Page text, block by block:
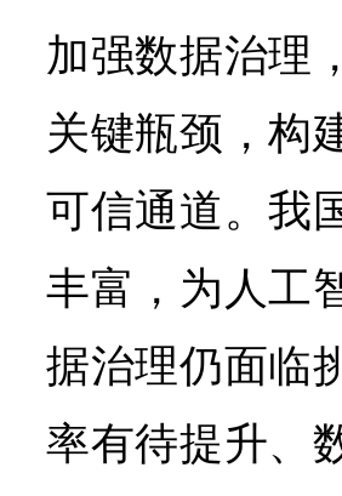
加强数据治理
关键瓶颈，构
可信通道。我
丰富，为人工
据治理仍面临
率有待提升、